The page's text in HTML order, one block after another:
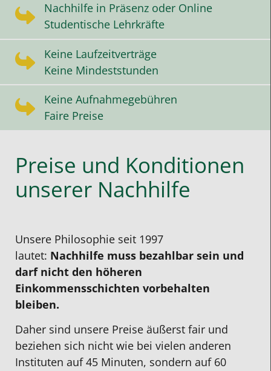
Nachhilfe in Präsenz oder Online
Studentische Lehrkräfte
Keine Laufzeitverträge
Keine Mindeststunden
Keine Aufnahmegebühren
Faire Preise
Preise und Konditionen
unserer Nachhilfe
Unsere Philosophie seit 1997
lautet: Nachhilfe muss bezahlbar sein und
darf nicht den höheren
Einkommensschichten vorbehalten
bleiben.
Daher sind unsere Preise äußerst fair und
beziehen sich nicht wie bei vielen anderen
Instituten auf 45 Minuten, sondern auf 60